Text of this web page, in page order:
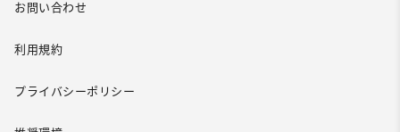
お問い合わせ
利用規約
プライバシーポリシー